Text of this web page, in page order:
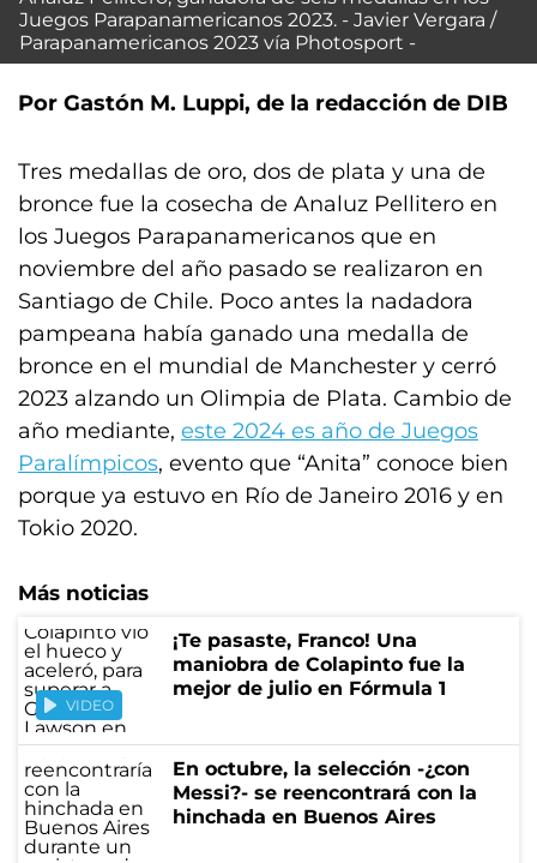
Juegos Parapanamericanos 2023. - Javier Vergara /
Parapanamericanos 2023 vía Photosport -
Por Gastón M. Luppi, de la redacción de DIB
Tres medallas de oro, dos de plata y una de
bronce fue la cosecha de Analuz Pellitero en
los Juegos Parapanamericanos que en
noviembre del año pasado se realizaron en
Santiago de Chile. Poco antes la nadadora
pampeana había ganado una medalla de
bronce en el mundial de Manchester y cerró
2023 alzando un Olimpia de Plata. Cambio de
año mediante, este 2024 es año de Juegos
Paralímpicos, evento que “Anita” conoce bien
porque ya estuvo en Río de Janeiro 2016 y en
Tokio 2020.
Más noticias
VIDEO
¡Te pasaste, Franco! Una
maniobra de Colapinto fue la
mejor de julio en Fórmula 1
En octubre, la selección -¿con
Messi?- se reencontrará con la
hinchada en Buenos Aires